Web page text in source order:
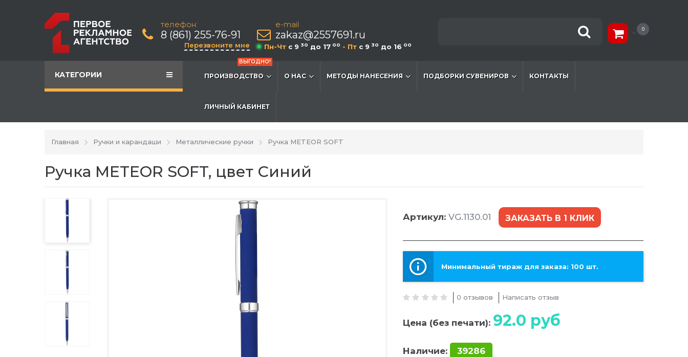
телефон:
8 (861) 255-76-91
Перезвоните мне
e-mail
zakaz@2557691.ru
Пн-Чт c 9 30 до 17 00 - Пт c 9 30 до 16 00
0
КАТЕГОРИИ
ВЫГОДНО!
ПРОИЗВОДСТВО О НАС МЕТОДЫ НАНЕСЕНИЯ ПОДБОРКИ СУВЕНИРОВ КОНТАКТЫ
ЛИЧНЫЙ КАБИНЕТ
Главная Ручки и карандаши Металлические ручки Ручка METEOR SOFT
Ручка METEOR SOFT, цвет Синий
Артикул: VG.1130.01 ЗАКАЗАТЬ В 1 КЛИК
Минимальный тираж для заказа: 100 шт.
0 отзывов Написать отзыв
Цена (без печати): 92.0 руб
Наличие: 39286